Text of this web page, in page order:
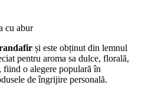
cu abur
și este obținut din lemnul
pentru aroma sa dulce, florală,
fiind o alegere populară în
de îngrijire personală.